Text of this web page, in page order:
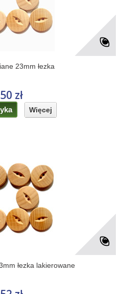
23mm łezka
zł
Więcej
łezka lakierowane